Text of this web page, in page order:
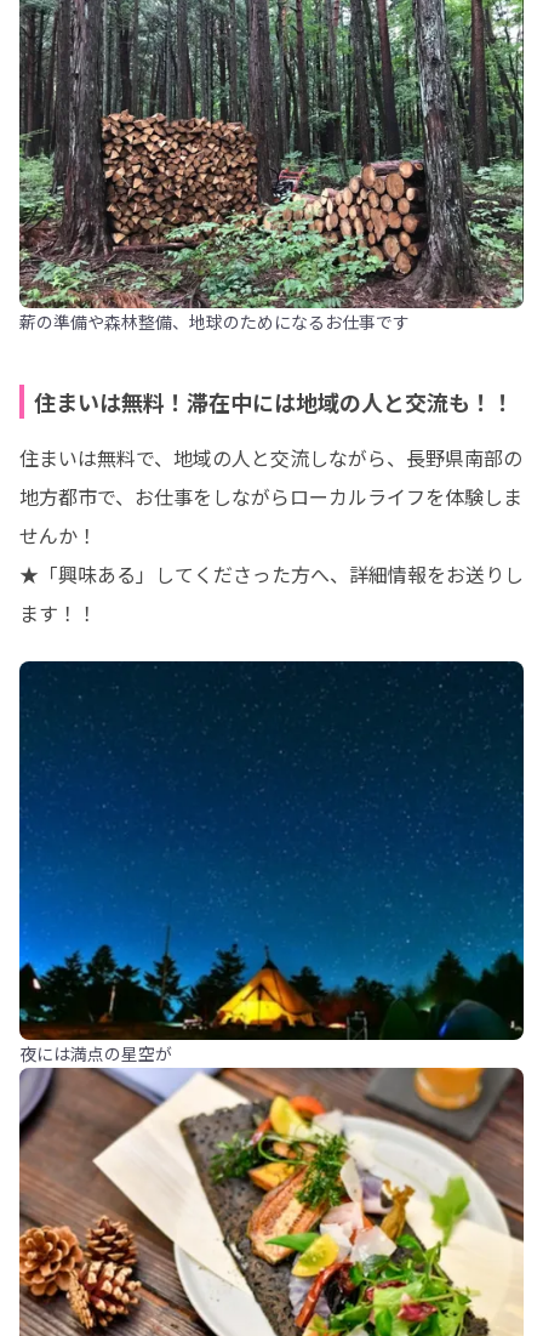
薪の準備や森林整備、地球のためになるお仕事です
住まいは無料！滞在中には地域の人と交流も！！
住まいは無料で、地域の人と交流しながら、長野県南部の
地方都市で、お仕事をしながらローカルライフを体験しま
せんか！
★「興味ある」してくださった方へ、詳細情報をお送りし
ます！！
夜には満点の星空が